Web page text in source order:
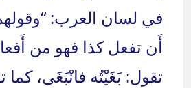
في لسان العرب:
أَن تفعل كذا فهو من
تقول: بَغَيْتُه فانْبَغَى،